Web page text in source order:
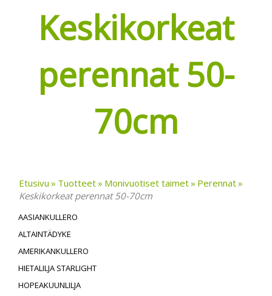
Keskikorkeat
perennat 50-
70cm
Etusivu Tuotteet Monivuotiset taimet
Perennat
Keskikorkeat perennat 50-70cm
AASIANKULLERO
ALTAINTÄDYKE
AMERIKANKULLERO
HIETALILJA STARLIGHT
HOPEAKUUNLILJA